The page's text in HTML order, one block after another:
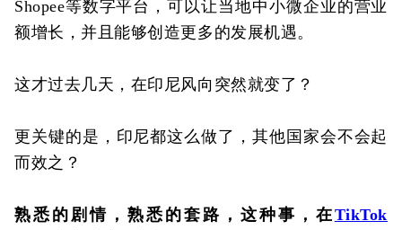
Shopee等数字平台，可以让当地中小微企业的营业
额增长，并且能够创造更多的发展机遇。
这才过去几天，在印尼风向突然就变了？
更关键的是，印尼都这么做了，其他国家会不会起
而效之？
熟悉的剧情，熟悉的套路，这种事，在TikTok